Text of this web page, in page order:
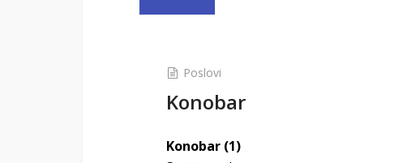
Poslovi
Konobar
Konobar (1)